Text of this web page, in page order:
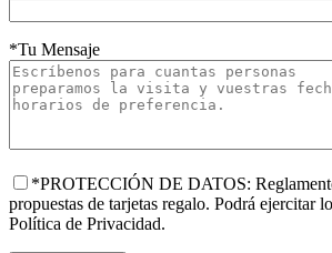
*Tu Mensaje
*PROTECCIÓN DE DATOS:
propuestas de tarjetas regalo. Podrá ejercitar
Política de Privacidad.